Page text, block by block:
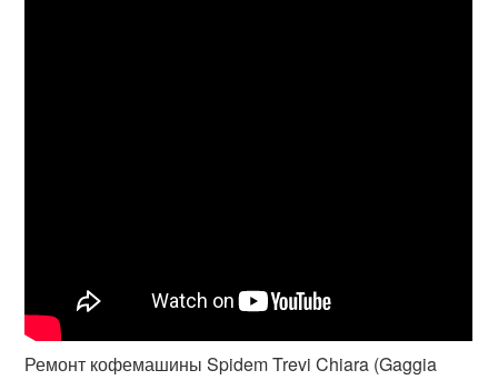
Ремонт кофемашины Spidem Trevi Chiara (Gaggia